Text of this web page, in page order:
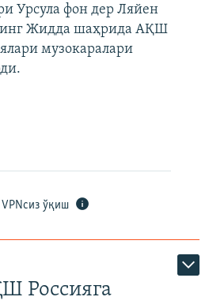
Урсула фон дер Ляйен
Жидда шаҳрида АҚШ
музокаралари
VPNсиз ўқиш
Россияга